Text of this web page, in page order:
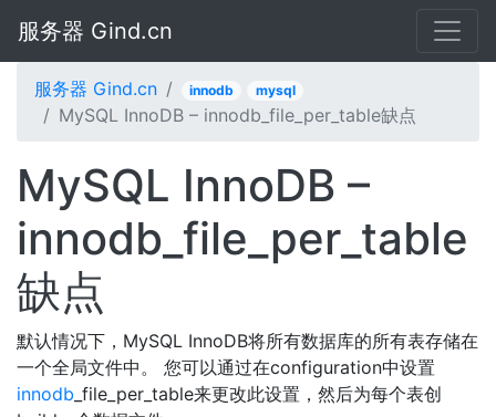
服务器 Gind.cn
服务器 Gind.cn innodb mysql
MySQL InnoDB – innodb_file_per_table缺点
MySQL InnoDB –
innodb_file_per_table
缺点
默认情况下，MySQL InnoDB将所有数据库的所有表存储在
一个全局文件中。 您可以通过在configuration中设置
innodb _file_per_table来更改此设置，然后为每个表创